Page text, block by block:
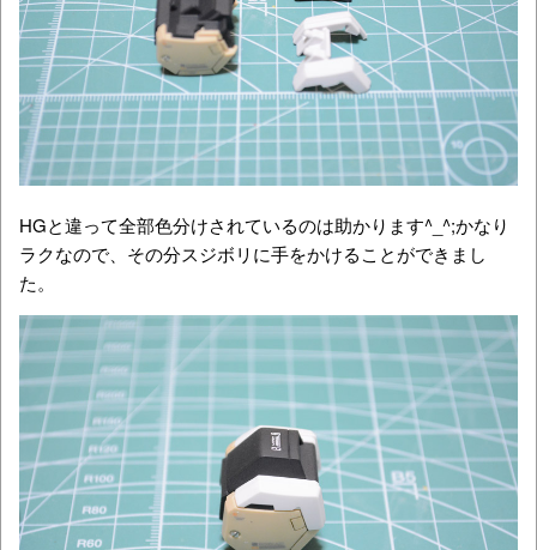
HGと違って全部色分けされているのは助かります^_^;かなり
ラクなので、その分スジボリに手をかけることができまし
た。